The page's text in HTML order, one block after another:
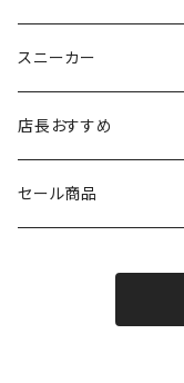
THE NORTH FACE
SPRINTS
VIKING（ヴィーキング）
new balance
PUMA
HYBEX
MIZUNO
シダス
ソックス
FOOTMAX
NISHI
ポーチ
SAYSKY
キャップ
SAYSKY
THE NORTH FACE
スニーカー
THE NORTH FACE
店長おすすめ
セール商品